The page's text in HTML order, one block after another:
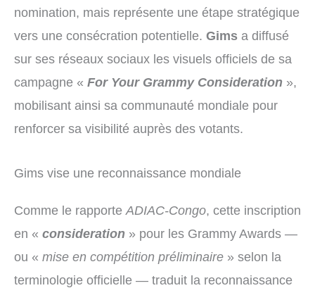
nomination, mais représente une étape stratégique
vers une consécration potentielle. Gims a diffusé
sur ses réseaux sociaux les visuels officiels de sa
campagne « For Your Grammy Consideration »,
mobilisant ainsi sa communauté mondiale pour
renforcer sa visibilité auprès des votants.
Gims vise une reconnaissance mondiale
Comme le rapporte ADIAC-Congo, cette inscription
en « consideration » pour les Grammy Awards —
ou « mise en compétition préliminaire » selon la
terminologie officielle — traduit la reconnaissance